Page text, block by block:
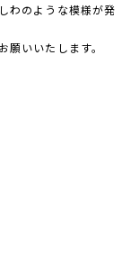
わのような模様が発
いいたします。